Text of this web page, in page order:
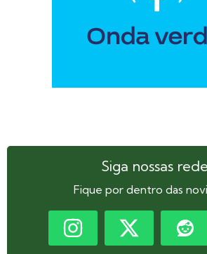
Siga nossas
Fique por dentro das